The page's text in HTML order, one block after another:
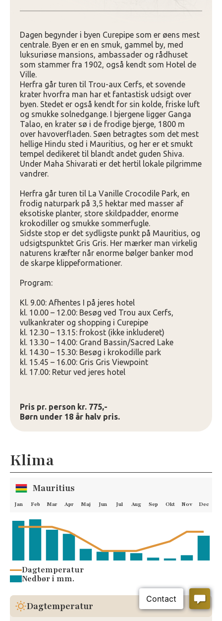
Dagen begynder i byen Curepipe som er øens mest
centrale. Byen er en en smuk, gammel by, med
luksuriøse mansions, ambassader og rådhuset
som stammer fra 1902, også kendt som Hotel de
Ville.
Herfra går turen til Trou-aux Cerfs, et sovende
krater hvorfra man har et fantastisk udsigt over
byen. Stedet er også kendt for sin kolde, friske luft
og smukke solnedgange. I bjergene ligger Ganga
Talao, en krater sø i de frodige bjerge, 1800 m
over havoverfladen. Søen betragtes som det mest
hellige Hindu sted i Mauritius, og her er et smukt
tempel dedikeret til blandt andet guden Shiva.
Under Maha Shivarati er det hertil lokale pilgrimme
vandrer.
Herfra går turen til La Vanille Crocodile Park, en
frodig naturpark på 3,5 hektar med masser af
eksotiske planter, store skildpadder, enorme
krokodiller og smukke sommerfugle.
Sidste stop er det sydligste punkt på Mauritius, og
udsigtspunktet Gris Gris. Her mærker man virkelig
naturens kræfter når enorme bølger banker mod
de skarpe klippeformationer.
Program:
Kl. 9.00: Afhentes I på jeres hotel
kl. 10.00 – 12.00: Besøg ved Trou aux Cerfs,
vulkankrater og shopping i Curepipe
kl. 12.30 – 13.15: frokost (ikke inkluderet)
kl. 13.30 – 14.00: Grand Bassin/Sacred Lake
kl. 14.30 – 15.30: Besøg i krokodille park
kl. 15.45 – 16.00: Gris Gris Viewpoint
kl. 17.00: Retur ved jeres hotel
Pris pr. person kr. 775,-
Børn under 18 år halv pris.
Klima
Mauritius
Jan Feb Mar Apr Maj Jun Jul Aug Sep Okt Nov Dec
Dagtemperatur
Nedbør i mm.
Dagtemperatur
Mauritius
Sugar Beach Mauritius - luksus på fantastisk strand
Modtag Tilbud